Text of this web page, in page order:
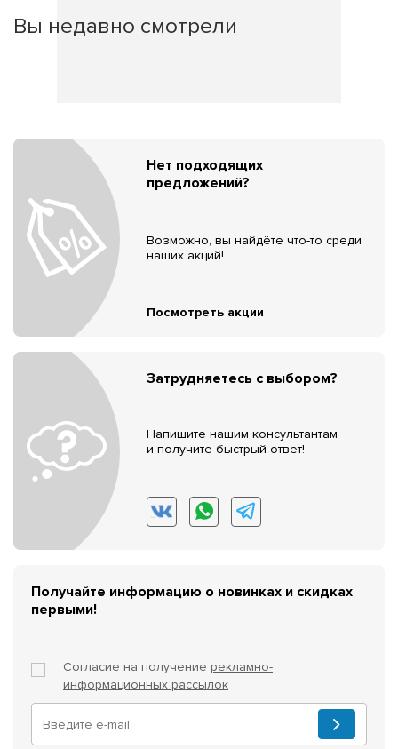
Вы недавно смотрели
Нет подходящих
предложений?
Возможно, вы найдёте что-то среди
наших акций!
Посмотреть акции
Затрудняетесь с выбором?
Напишите нашим консультантам
и получите быстрый ответ!
Получайте информацию о новинках и скидках
первыми!
Согласие на получение рекламно-
информационных рассылок